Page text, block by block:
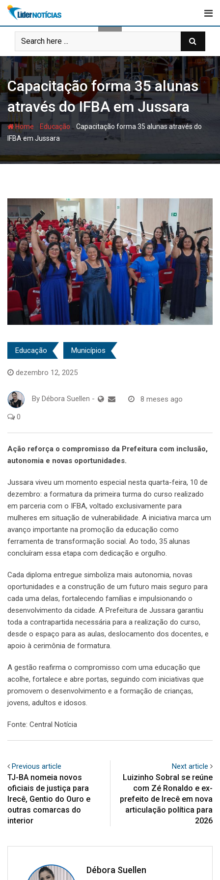
Skip
content
Capacitação forma 35 alunas
através do IFBA em Jussara
Home Educação - Capacitação forma 35 alunas através do
IFBA em Jussara
Educação Municípios
dezembro 12, 2025
By Débora Suellen - 8 meses ago
0
Ação reforça o compromisso da Prefeitura com inclusão,
autonomia e novas oportunidades.
Jussara viveu um momento especial nesta quarta-feira, 10 de
dezembro: a formatura da primeira turma do curso realizado
em parceria com o IFBA, voltado exclusivamente para
mulheres em situação de vulnerabilidade. A iniciativa marca um
avanço importante na promoção da educação como
ferramenta de transformação social. Ao todo, 35 alunas
concluíram essa etapa com dedicação e orgulho.
Cada diploma entregue simboliza mais autonomia, novas
oportunidades e a construção de um futuro mais seguro para
cada uma delas, fortalecendo famílias e impulsionando o
desenvolvimento da cidade. A Prefeitura de Jussara garantiu
toda a contrapartida necessária para a realização do curso,
desde o espaço para as aulas, deslocamento dos docentes, e
apoio à cerimônia de formatura.
A gestão reafirma o compromisso com uma educação que
acolhe, fortalece e abre portas, seguindo com iniciativas que
promovem o desenvolvimento e a formação de crianças,
jovens, adultos e idosos.
Fonte: Central Notícia
Previous article
TJ-BA nomeia novos
oficiais de justiça para
Irecê, Gentio do Ouro e
outras comarcas do
interior
Next article
Luizinho Sobral se reúne
com Zé Ronaldo e ex-
prefeito de Irecê em nova
articulação política para
2026
Débora Suellen